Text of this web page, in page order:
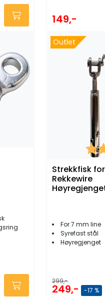
149,-
Outlet
Strekkfisk for
Rekkewire
For 7 mm line
Syrefast stål
Høyregjenget
299,-
249,- -17 %